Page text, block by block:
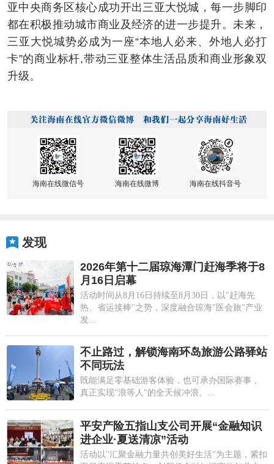
亚中央商务区核心成功开出三亚大悦城，每一步脚印
都在积极推动城市商业及经济的进一步提升。未来，
三亚大悦城势必成为一座“本地人必来、外地人必打
卡”的商业标杆,带动三亚整体生活品质和商业形象双
升级。
海南在线微信号 海南在线微博 海南在线抖音号
发现
2026年第十二届琼海潭门赶海季将于8
月16日启幕
活动时间从8月16日持续至8月30日，以"赶海先
热、省运接棒"之势，深度融合琼海"医会旅"产业
发...
不止路过，解锁海南环岛旅游公路驿站
不同玩法
既能满足零基础游客体验，也可承办国际赛事，
真正实现"浪等人"的全天候冲浪。...
平安产险五指山支公司开展“金融知识
进企业·夏送清凉”活动
活动以"汇聚金融力量共创美好生活"为主题，紧扣